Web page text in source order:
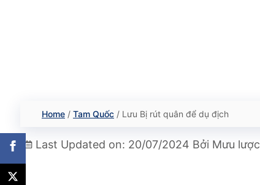
Home / Tam Quốc / Lưu Bị rút quân để dụ địch
Last Updated on: 20/07/2024 Bởi Mưu lược